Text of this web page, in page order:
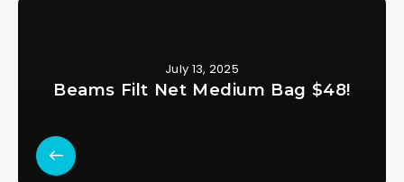
July 13, 2025
Beams Filt Net Medium Bag $48!